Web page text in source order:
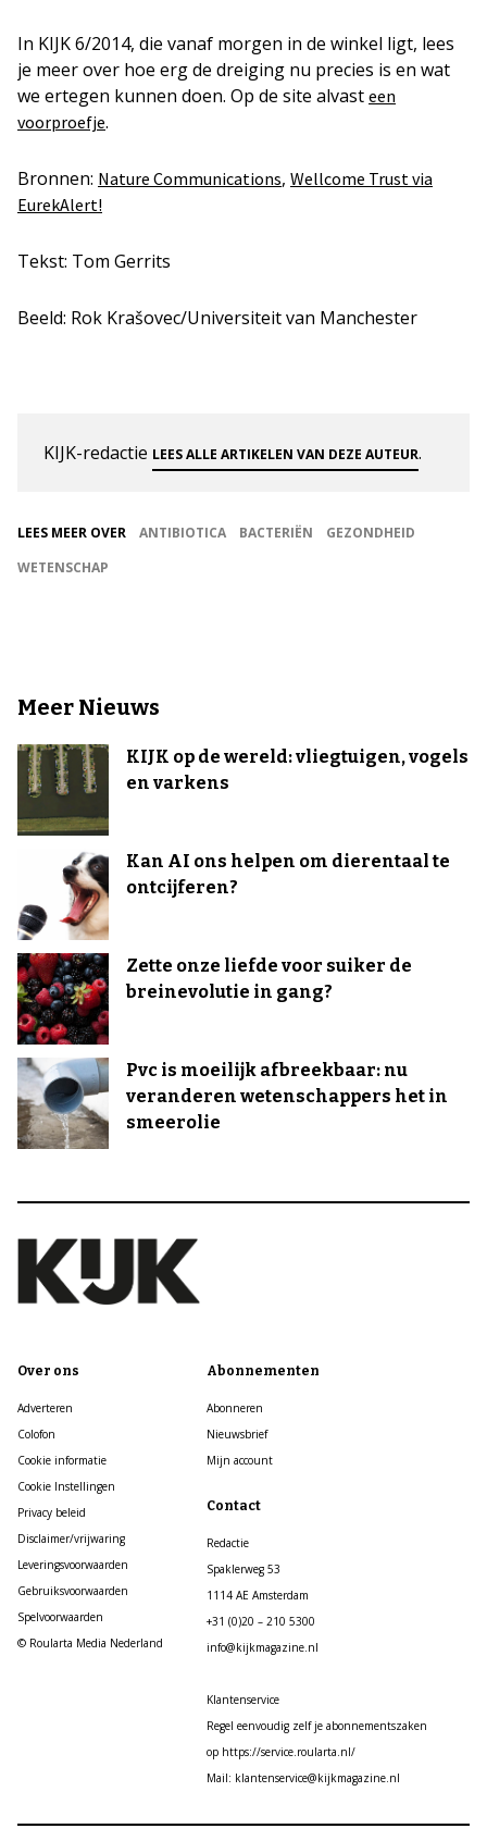
In KIJK 6/2014, die vanaf morgen in de winkel ligt, lees
je meer over hoe erg de dreiging nu precies is en wat
we ertegen kunnen doen. Op de site alvast een
voorproefje.
Bronnen: Nature Communications, Wellcome Trust via
EurekAlert!
Tekst: Tom Gerrits
Beeld: Rok Krašovec/Universiteit van Manchester
KIJK-redactie LEES ALLE ARTIKELEN VAN DEZE AUTEUR.
LEES MEER OVER ANTIBIOTICA BACTERIËN
GEZONDHEID
WETENSCHAP
Meer Nieuws
KIJK op de wereld: vliegtuigen, vogels
en varkens
Kan AI ons helpen om dierentaal te
ontcijferen?
Zette onze liefde voor suiker de
breinevolutie in gang?
Pvc is moeilijk afbreekbaar: nu
veranderen wetenschappers het in
smeerolie
Over ons
Adverteren
Colofon
Cookie informatie
Cookie Instellingen
Privacy beleid
Disclaimer/vrijwaring
Leveringsvoorwaarden
Gebruiksvoorwaarden
Spelvoorwaarden
© Roularta Media Nederland
Abonnementen
Abonneren
Nieuwsbrief
Mijn account
Contact
Redactie
Spaklerweg 53
1114 AE Amsterdam
+31 (0)20 – 210 5300
info@kijkmagazine.nl
Klantenservice
Regel eenvoudig zelf je abonnementszaken
op https://service.roularta.nl/
Mail: klantenservice@kijkmagazine.nl